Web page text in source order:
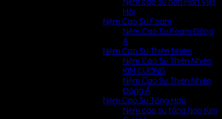
Hải
Nệm Cao Su Foam
Nệm Cao Su Foam Đông
Á
Nệm Cao Su Thiên Nhiên
Nệm Cao Su Thiên Nhiên
KIM CƯƠNG
Nệm Cao Su Thiên Nhiên
Đông Á
Nệm Cao Su Tổng Hợp
Nệm cao su tổng hợp Kim